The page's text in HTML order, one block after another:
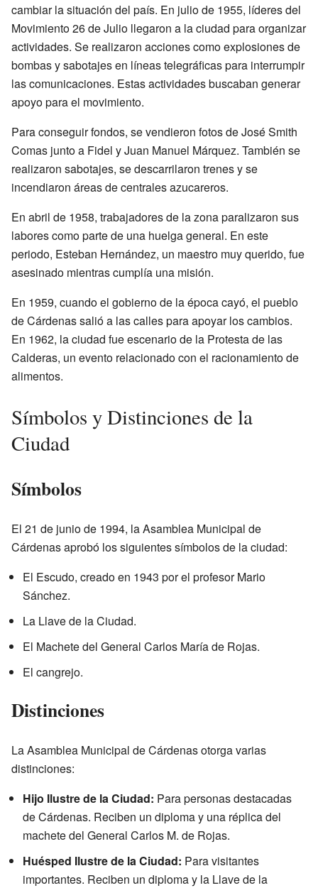
cambiar la situación del país. En julio de 1955, líderes del
Movimiento 26 de Julio llegaron a la ciudad para organizar
actividades. Se realizaron acciones como explosiones de
bombas y sabotajes en líneas telegráficas para interrumpir
las comunicaciones. Estas actividades buscaban generar
apoyo para el movimiento.
Para conseguir fondos, se vendieron fotos de José Smith
Comas junto a Fidel y Juan Manuel Márquez. También se
realizaron sabotajes, se descarrilaron trenes y se
incendiaron áreas de centrales azucareros.
En abril de 1958, trabajadores de la zona paralizaron sus
labores como parte de una huelga general. En este
periodo, Esteban Hernández, un maestro muy querido, fue
asesinado mientras cumplía una misión.
En 1959, cuando el gobierno de la época cayó, el pueblo
de Cárdenas salió a las calles para apoyar los cambios.
En 1962, la ciudad fue escenario de la Protesta de las
Calderas, un evento relacionado con el racionamiento de
alimentos.
Símbolos y Distinciones de la
Ciudad
Símbolos
El 21 de junio de 1994, la Asamblea Municipal de
Cárdenas aprobó los siguientes símbolos de la ciudad:
El Escudo, creado en 1943 por el profesor Mario
Sánchez.
La Llave de la Ciudad.
El Machete del General Carlos María de Rojas.
El cangrejo.
Distinciones
La Asamblea Municipal de Cárdenas otorga varias
distinciones:
Hijo Ilustre de la Ciudad: Para personas destacadas
de Cárdenas. Reciben un diploma y una réplica del
machete del General Carlos M. de Rojas.
Huésped Ilustre de la Ciudad: Para visitantes
importantes. Reciben un diploma y la Llave de la